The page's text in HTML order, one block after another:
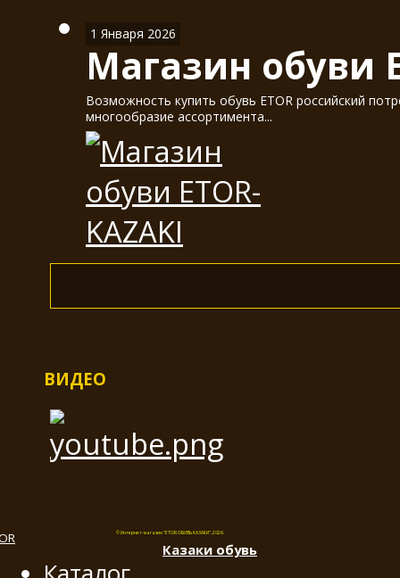
1 Января 2026
Магазин обуви
Возможность купить обувь ETOR российский
многообразие ассортимента...
ВИДЕО
© Интернет-магазин "ETOR ОБУВЬ КАЗАКИ", 2026.
Казаки обувь